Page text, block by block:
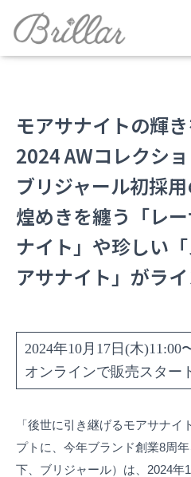
モアサナイトの輝
2024 AWコレクシ
ブリジャール初採
煌めきを纏う「レ
ナイト」や珍しい
アサナイト」がラ
2024年10月17日(木)11:00
オンラインで販売スター
「後世に引き継げるモアサナ
プトに、今年ブランド創業8周
下、ブリジャール）は、2024年